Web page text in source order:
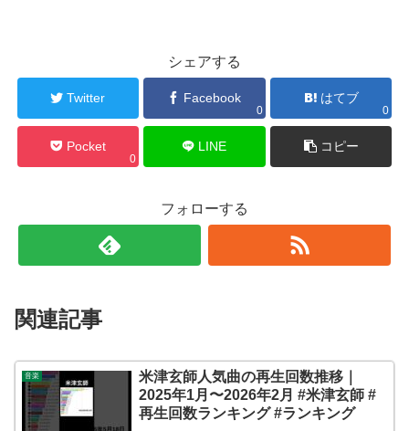
シェアする
Twitter Facebook
0
はてブ
0
Pocket
0
LINE コピー
フォローする
関連記事
音楽
米津玄師人気曲の再生回数推移｜
2025年1月〜2026年2月 #米津玄師 #
再生回数ランキング #ランキング